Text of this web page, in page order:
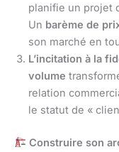
planifie un projet
Un barème de
son marché en
L’incitation à la
volume
relation
le statut de «
Construire son